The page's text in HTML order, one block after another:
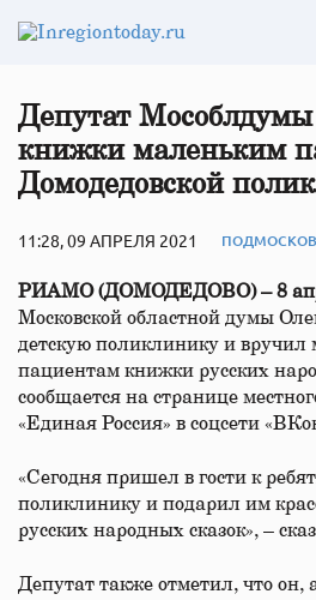
Депутат Мособлдумы
книжки маленьким
Домодедовской
11:28, 09 АПРЕЛЯ 2021
РИАМО (ДОМОДЕДОВО) – 8
Московской областной думы
детскую поликлинику и вручил
пациентам книжки русских
сообщается на странице
«Единая Россия» в соцсети
«Сегодня пришел в гости к
поликлинику и подарил им
русских народных сказок», –
Депутат также отметил, что он,